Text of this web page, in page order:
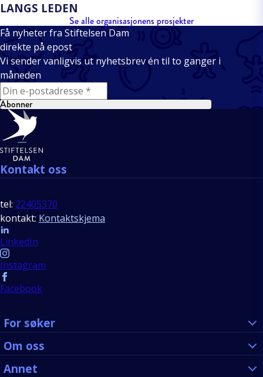
LANGS LEDEN
Se alle organisasjonens prosjekter
Få nyheter fra Stiftelsen Dam
direkte på epost
Vi sender vanligvis ut nyhetsbrev én til to ganger i
måneden
E-mail
Abonner
Bunntekst
Kontakt oss
tel: 22405370
kontakt: Kontaktskjema
Follow us
LinkedIn
Instagram
Facebook
For søker
Om oss
Annet